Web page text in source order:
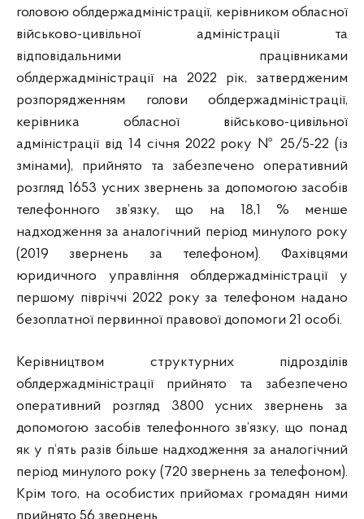
головою облдержадміністрації, керівником обласної
військово-цивільної адміністрації та
відповідальними працівниками
облдержадміністрації на 2022 рік, затвердженим
розпорядженням голови облдержадміністрації,
керівника обласної військово-цивільної
адміністрації від 14 січня 2022 року № 25/5-22 (із
змінами), прийнято та забезпечено оперативний
розгляд 1653 усних звернень за допомогою засобів
телефонного зв’язку, що на 18,1 % менше
надходження за аналогічний період минулого року
(2019 звернень за телефоном). Фахівцями
юридичного управління облдержадміністрації у
першому півріччі 2022 року за телефоном надано
безоплатної первинної правової допомоги 21 особі.
Керівництвом структурних підрозділів
облдержадміністрації прийнято та забезпечено
оперативний розгляд 3800 усних звернень за
допомогою засобів телефонного зв’язку, що понад
як у п’ять разів більше надходження за аналогічний
період минулого року (720 звернень за телефоном).
Крім того, на особистих прийомах громадян ними